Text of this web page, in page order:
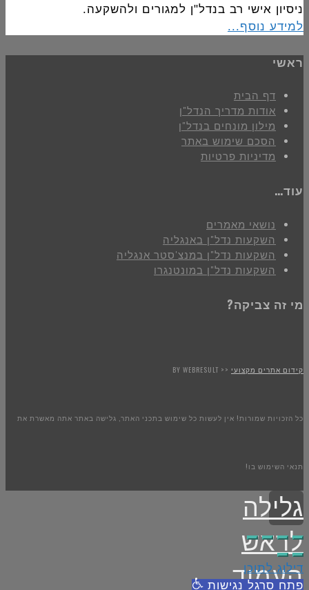
ניסיון אישי רב בנדל"ן למגורים ולהשקעה.
למידע נוסף...
ראשי
דף הבית
אודות מדריך הנדל"ן
מילון מונחים בנדל"ן
הסכם שימוש באתר
מדיניות פרטיות
עוד…
נושאי מאמרים
השקעות נדל"ן באנגליה
השקעות נדל"ן במנצ'סטר אנגליה
השקעות נדל"ן במונטנגרו
מי זה צביקה?
קידום אתרים מקצועי << BY WEBRESULT
כל הזכויות שמורות! אין לעשות כל שימוש בתכני האתר, גלישה באתר אתה מאשרת את
תנאי השימוש בו!
גלילה
לראש
העמוד
דילוג לתוכן
פתח סרגל נגישות